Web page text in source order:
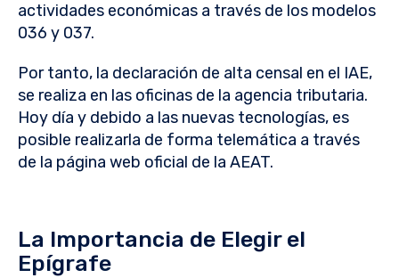
actividades económicas a través de los modelos
036 y 037.
Por tanto, la declaración de alta censal en el IAE,
se realiza en las oficinas de la agencia tributaria.
Hoy día y debido a las nuevas tecnologías, es
posible realizarla de forma telemática a través
de la página web oficial de la AEAT.
La Importancia de Elegir el
Epígrafe